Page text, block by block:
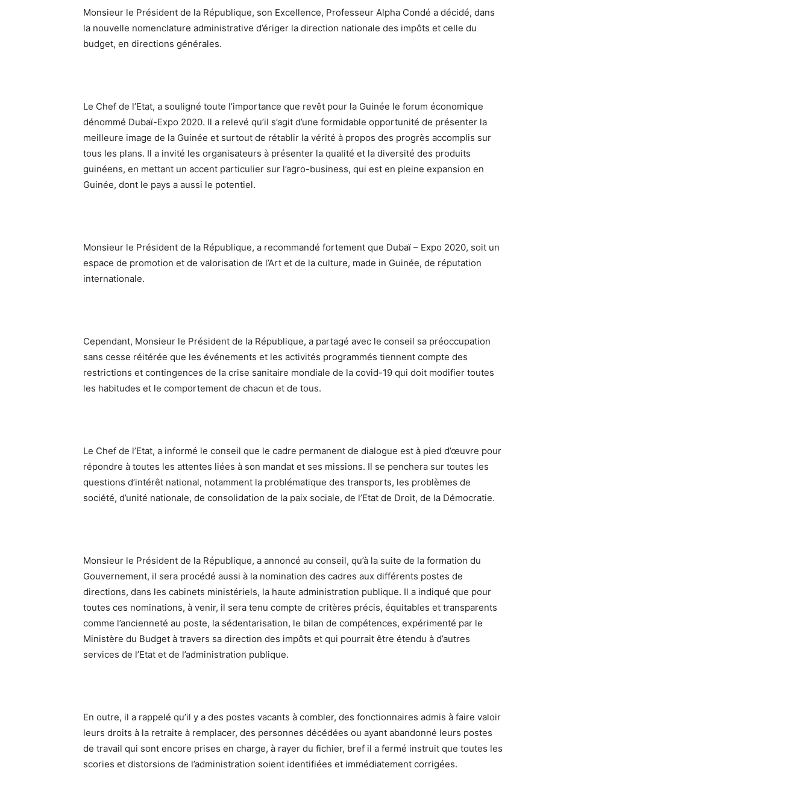
Monsieur le Président de la République, son Excellence, Professeur Alpha Condé a décidé, dans
la nouvelle nomenclature administrative d’ériger la direction nationale des impôts et celle du
budget, en directions générales.
Le Chef de l’Etat, a souligné toute l’importance que revêt pour la Guinée le forum économique
dénommé Dubaï-Expo 2020. Il a relevé qu’il s’agit d’une formidable opportunité de présenter la
meilleure image de la Guinée et surtout de rétablir la vérité à propos des progrès accomplis sur
tous les plans. Il a invité les organisateurs à présenter la qualité et la diversité des produits
guinéens, en mettant un accent particulier sur l’agro-business, qui est en pleine expansion en
Guinée, dont le pays a aussi le potentiel.
Monsieur le Président de la République, a recommandé fortement que Dubaï – Expo 2020, soit un
espace de promotion et de valorisation de l’Art et de la culture, made in Guinée, de réputation
internationale.
Cependant, Monsieur le Président de la République, a partagé avec le conseil sa préoccupation
sans cesse réitérée que les événements et les activités programmés tiennent compte des
restrictions et contingences de la crise sanitaire mondiale de la covid-19 qui doit modifier toutes
les habitudes et le comportement de chacun et de tous.
Le Chef de l’Etat, a informé le conseil que le cadre permanent de dialogue est à pied d’œuvre pour
répondre à toutes les attentes liées à son mandat et ses missions. Il se penchera sur toutes les
questions d’intérêt national, notamment la problématique des transports, les problèmes de
société, d’unité nationale, de consolidation de la paix sociale, de l’Etat de Droit, de la Démocratie.
Monsieur le Président de la République, a annoncé au conseil, qu’à la suite de la formation du
Gouvernement, il sera procédé aussi à la nomination des cadres aux différents postes de
directions, dans les cabinets ministériels, la haute administration publique. Il a indiqué que pour
toutes ces nominations, à venir, il sera tenu compte de critères précis, équitables et transparents
comme l’ancienneté au poste, la sédentarisation, le bilan de compétences, expérimenté par le
Ministère du Budget à travers sa direction des impôts et qui pourrait être étendu à d’autres
services de l’Etat et de l’administration publique.
En outre, il a rappelé qu’il y a des postes vacants à combler, des fonctionnaires admis à faire valoir
leurs droits à la retraite à remplacer, des personnes décédées ou ayant abandonné leurs postes
de travail qui sont encore prises en charge, à rayer du fichier, bref il a fermé instruit que toutes les
scories et distorsions de l’administration soient identifiées et immédiatement corrigées.